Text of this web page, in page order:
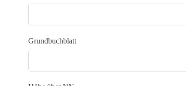
Grundbuchblatt